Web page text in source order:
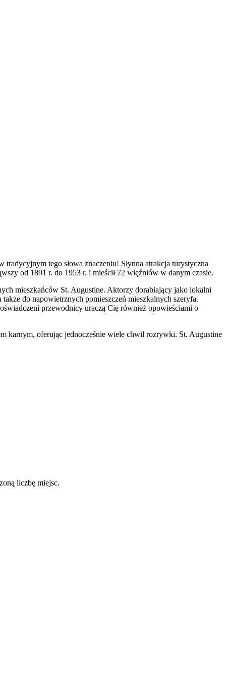
tego słowa znaczeniu! Słynna atrakcja turystyczna
od 1891 r. do 1953 r. i mieścił 72 więźniów w danym czasie.
mieszkańców St. Augustine. Aktorzy dorabiający jako lokalni
do napowietrznych pomieszczeń mieszkalnych szeryfa.
przewodnicy uraczą Cię również opowieściami o
karnym, oferując jednocześnie wiele chwil rozrywki. St. Augustine
liczbę miejsc.